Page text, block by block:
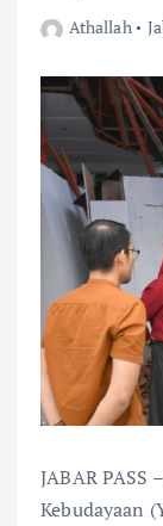
Athallah
JABAR PASS
Kebudayaan